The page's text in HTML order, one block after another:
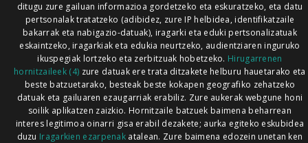
ditugu zure gailuan informazioa gordetzeko eta eskuratzeko, eta datu
pertsonalak tratatzeko (adibidez, zure IP helbidea, identifikatzaile
bakarrak eta nabigazio-datuak), iragarki eta eduki pertsonalizatuak
eskaintzeko, iragarkiak eta edukia neurtzeko, audientziaren inguruko
ikuspegiak lortzeko eta zerbitzuak hobetzeko. Hirugarrenen
hornitzaileek (4) zure datuak ere trata ditzakete helburu hauetarako eta
beste batzuetarako, besteak beste kokapen geografiko zehatzeko
datuak eta gailuaren ezaugarriak erabiliz. Zure aukerak webgune honi
soilik aplikatzen zaizkio. Hornitzaile batzuek baimena beharrean
interes legitimoa oinarri gisa erabil dezakete; aurka egiteko eskubidea
duzu Iragarkien ezarpenak atalean. Zure baimena edozein unetan ken